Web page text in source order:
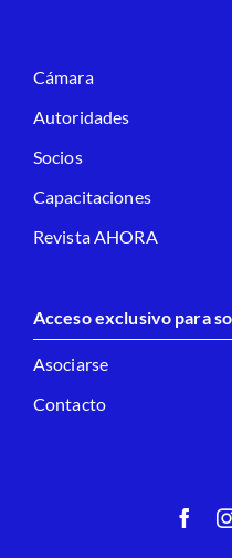
Cámara
Autoridades
Socios
Capacitaciones
Revista AHORA
Acceso exclusivo para
Asociarse
Contacto